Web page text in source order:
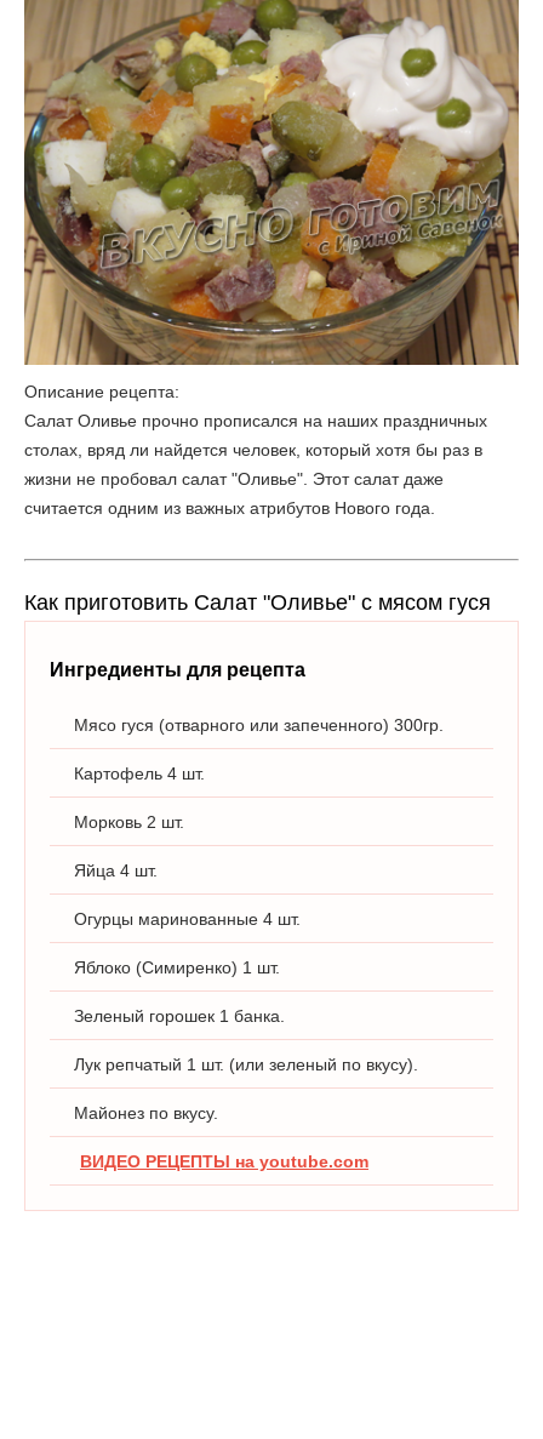
Описание рецепта:
Салат Оливье прочно прописался на наших праздничных
столах, вряд ли найдется человек, который хотя бы раз в
жизни не пробовал салат "Оливье". Этот салат даже
считается одним из важных атрибутов Нового года.
Как приготовить Салат "Оливье" с мясом гуся
Ингредиенты для рецепта
Мясо гуся (отварного или запеченного) 300гр.
Картофель 4 шт.
Морковь 2 шт.
Яйца 4 шт.
Огурцы маринованные 4 шт.
Яблоко (Симиренко) 1 шт.
Зеленый горошек 1 банка.
Лук репчатый 1 шт. (или зеленый по вкусу).
Майонез по вкусу.
ВИДЕО РЕЦЕПТЫ на youtube.com